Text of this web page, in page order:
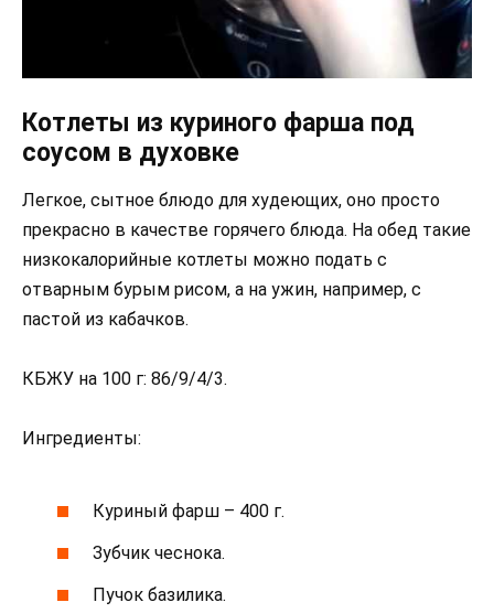
Котлеты из куриного фарша под
соусом в духовке
Легкое, сытное блюдо для худеющих, оно просто
прекрасно в качестве горячего блюда. На обед такие
низкокалорийные котлеты можно подать с
отварным бурым рисом, а на ужин, например, с
пастой из кабачков.
КБЖУ на 100 г: 86/9/4/3.
Ингредиенты:
Куриный фарш – 400 г.
Зубчик чеснока.
Пучок базилика.